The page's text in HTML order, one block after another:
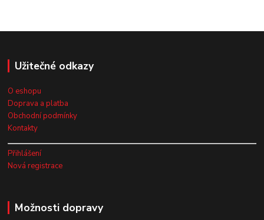
Užitečné odkazy
O eshopu
Doprava a platba
Obchodní podmínky
Kontakty
Přihlášení
Nová registrace
Možnosti dopravy